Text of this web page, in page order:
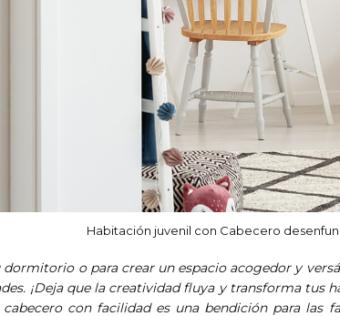
Habitación juvenil con Cabecero
dormitorio o para crear un espacio acogedor y
¡Deja que la creatividad fluya y transforma
con facilidad es una bendición para las